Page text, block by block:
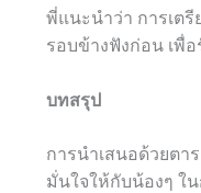
พี่แนะนำว่า การเต
รอบข้างฟังก่อน เพื่
บทสรุป
การนำเสนอด้วยตา
มั่นใจให้กับน้องๆ ใ